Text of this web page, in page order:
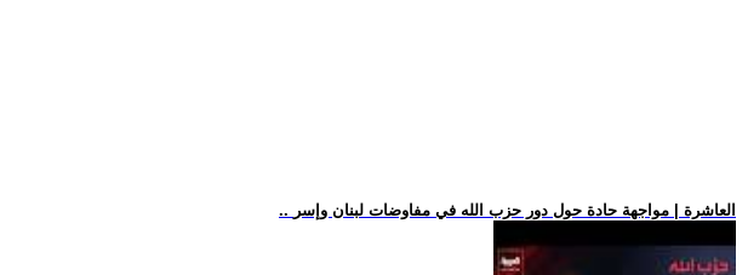
.. العاشرة | مواجهة حادة حول دور حزب الله في مفاوضات لبنان وإسر